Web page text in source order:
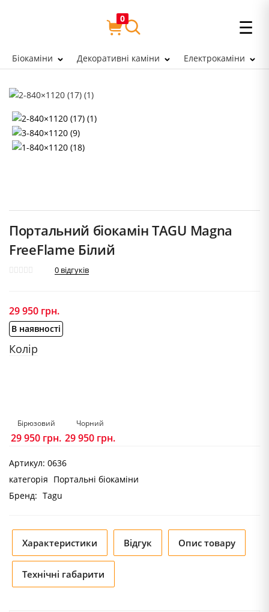
☰
0
Біокаміни Декоративні каміни Електрокаміни
Портальний біокамін TAGU Magna
FreeFlame Білий
0 відгуків
29 950 грн.
В наявності
Колір
Бірюзовий
29 950 грн.
Чорний
29 950 грн.
Артикул: 0636
категорія Портальні біокаміни
Бренд: Tagu
Характеристики Відгук Опис товару
Технічні габарити